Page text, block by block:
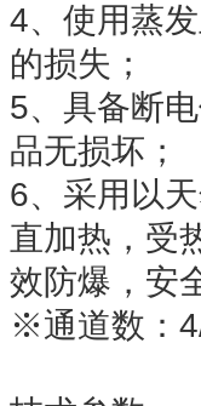
4、使用蒸
的损失；
5、具备断
品无损坏；
6、采用以
直加热，受
效防爆，安
※通道数：